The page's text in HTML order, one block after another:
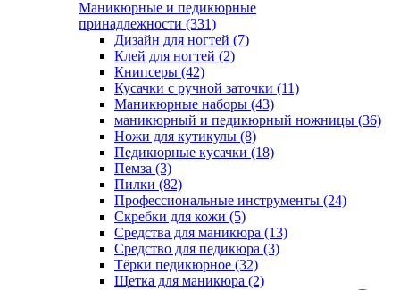
Маникюрные и педикюрные
принадлежности (331)
Дизайн для ногтей (7)
Клей для ногтей (2)
Книпсеры (42)
Кусачки с ручной заточки (11)
Маникюрные наборы (43)
маникюрный и педикюрный ножницы (36)
Ножи для кутикулы (8)
Педикюрные кусачки (18)
Пемза (3)
Пилки (82)
Профессиональные инструменты (24)
Скребки для кожи (5)
Средства для маникюра (13)
Средство для педикюра (3)
Тёрки педикюрное (32)
Щетка для маникюра (2)